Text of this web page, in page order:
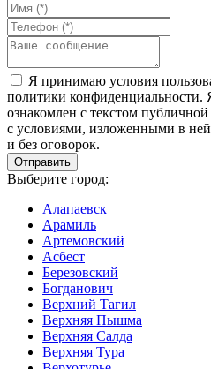
Я принимаю условия
политики конфиденциальности.
ознакомлен с текстом
с условиями, изложенными в
и без оговорок.
Выберите город:
Алапаевск
Арамиль
Артемовский
Асбест
Березовский
Богданович
Верхний Тагил
Верхняя Пышма
Верхняя Салда
Верхняя Тура